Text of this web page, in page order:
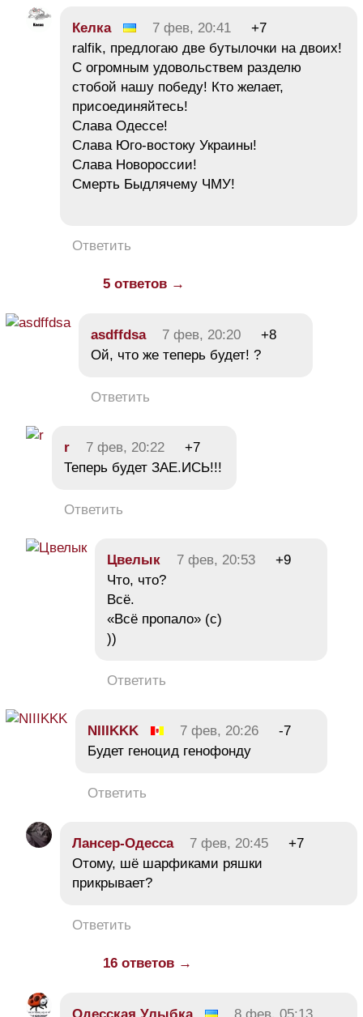
Келка 7 фев, 20:41
+7
ralfik, предлогаю две бутылочки на двоих!
С огромным удовольствем разделю
стобой нашу победу! Кто желает,
присоединяйтесь!
Слава Одессе!
Слава Юго-востоку Украины!
Слава Новороссии!
Смерть Быдлячему ЧМУ!
Ответить
5 ответов →
asdffdsa 7 фев, 20:20
+8
Ой, что же теперь будет! ?
Ответить
r 7 фев, 20:22
+7
Теперь будет ЗАЕ.ИСЬ!!!
Ответить
Цвелык 7 фев, 20:53
+9
Что, что?
Всё.
«Всё пропало» (с)
))
Ответить
NIIIKKK 7 фев, 20:26
-7
Будет геноцид генофонду
Ответить
Лансер-Одесса 7 фев, 20:45
+7
Отому, шё шарфиками ряшки
прикрывает?
Ответить
16 ответов →
Одесская Улыбка
8 фев, 05:13